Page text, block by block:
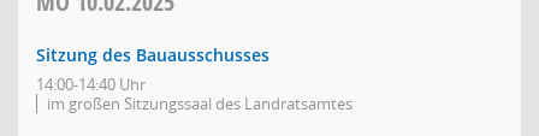
Sitzung des Bauausschusses
14:00-14:40 Uhr
im großen Sitzungssaal des Landratsamtes